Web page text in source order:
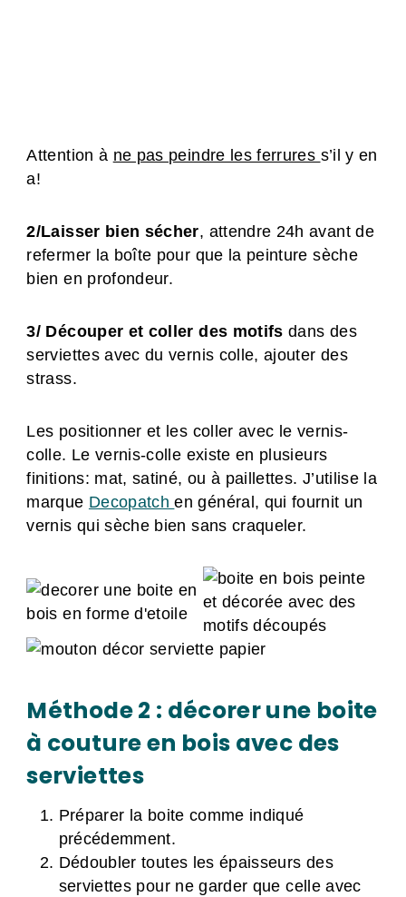
Attention à ne pas peindre les ferrures s’il y en
a!
2/Laisser bien sécher, attendre 24h avant de
refermer la boîte pour que la peinture sèche
bien en profondeur.
3/ Découper et coller des motifsdans des
serviettes avec du vernis colle, ajouter des
strass.
Les positionner et les coller avec le vernis-
colle. Le vernis-colle existe en plusieurs
finitions: mat, satiné, ou à paillettes. J’utilise la
marque Decopatchen général, qui fournit un
vernis qui sèche bien sans craqueler.
Méthode 2 : décorer une boite
à couture en bois avec des
serviettes
Préparer la boite comme indiqué
précédemment.
Dédoubler toutes les épaisseurs des
serviettes pour ne garder que celle avec